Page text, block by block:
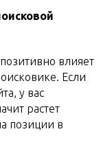
влияет
Если
у вас
растет
позиции в